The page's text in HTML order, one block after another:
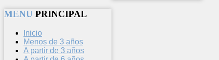
MENU PRINCIPAL
Inicio
Menos de 3 años
A partir de 3 años